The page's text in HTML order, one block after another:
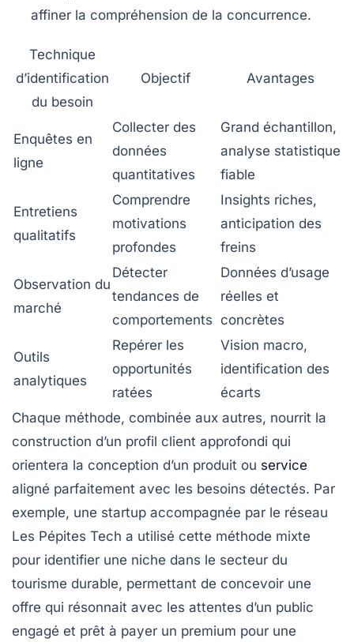
affiner la compréhension de la concurrence.
Technique
d’identification
du besoin
Objectif Avantages
Enquêtes en
ligne
Collecter des
données
quantitatives
Grand échantillon,
analyse statistique
fiable
Entretiens
qualitatifs
Comprendre
motivations
profondes
Insights riches,
anticipation des
freins
Observation du
marché
Détecter
tendances de
comportements
Données d’usage
réelles et
concrètes
Outils
analytiques
Repérer les
opportunités
ratées
Vision macro,
identification des
écarts
Chaque méthode, combinée aux autres, nourrit la
construction d’un profil client approfondi qui
orientera la conception d’un produit ou service
aligné parfaitement avec les besoins détectés. Par
exemple, une startup accompagnée par le réseau
Les Pépites Tech a utilisé cette méthode mixte
pour identifier une niche dans le secteur du
tourisme durable, permettant de concevoir une
offre qui résonnait avec les attentes d’un public
engagé et prêt à payer un premium pour une